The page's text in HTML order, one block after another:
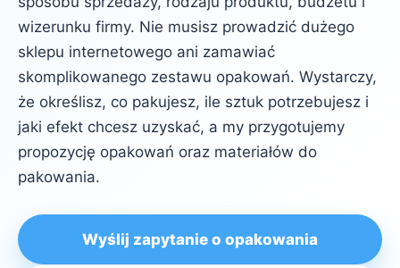
wizerunku firmy. Nie musisz prowadzić dużego
sklepu internetowego ani zamawiać
skomplikowanego zestawu opakowań. Wystarczy,
że określisz, co pakujesz, ile sztuk potrzebujesz i
jaki efekt chcesz uzyskać, a my przygotujemy
propozycję opakowań oraz materiałów do
pakowania.
Wyślij zapytanie o opakowania